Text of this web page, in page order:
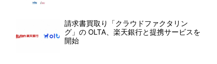
請求書買取り「クラウドファクタリン
グ」の OLTA、楽天銀行と提携サービスを
開始